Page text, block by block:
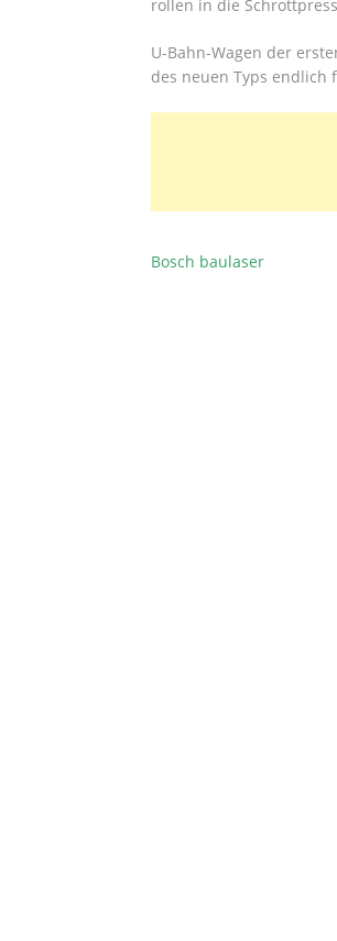
rollen in die
U-Bahn-Wagen der
des neuen Typs endlich
Bosch baulaser